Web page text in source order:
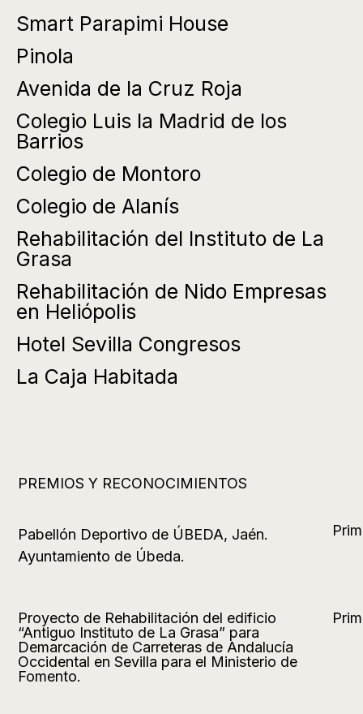
Smart Parapimi House
Pinola
Avenida de la Cruz Roja
Colegio Luis la Madrid de los
Barrios
Colegio de Montoro
Colegio de Alanís
Rehabilitación del Instituto de La
Grasa
Rehabilitación de Nido Empresas
en Heliópolis
Hotel Sevilla Congresos
La Caja Habitada
PREMIOS Y RECONOCIMIENTOS
Pabellón Deportivo de ÚBEDA, Jaén.
Ayuntamiento de Úbeda.
Proyecto de Rehabilitación del edificio
“Antiguo Instituto de La Grasa” para
Demarcación de Carreteras de Andalucía
Occidental en Sevilla para el Ministerio de
Fomento.